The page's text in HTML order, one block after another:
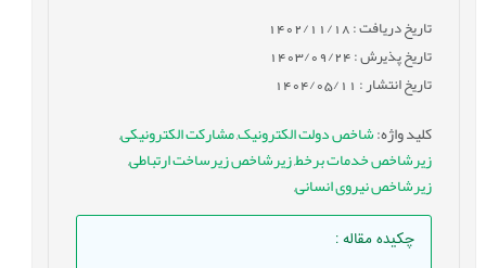
تاریخ دریافت : 1402/11/18
تاریخ پذیرش : 1403/09/24
تاریخ انتشار : 1404/05/11
کلید واژه:شاخص دولت الکترونیک,مشارکت الکترونیکی,
زیرشاخص خدمات برخط,زیرشاخص زیرساخت ارتباطی,
زیرشاخص نیروی انسانی,
چکیده مقاله: